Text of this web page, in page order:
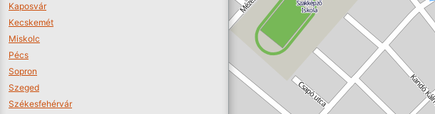
Kaposvár
Kecskemét
Miskolc
Pécs
Sopron
Szeged
Székesfehérvár